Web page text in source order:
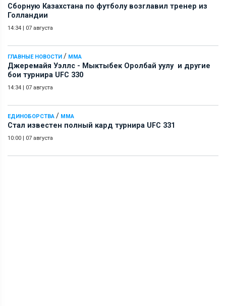
Сборную Казахстана по футболу возглавил тренер из
Голландии
14:34 | 07 августа
ГЛАВНЫЕ НОВОСТИ / ММА
Джеремайя Уэллс - Мыктыбек Оролбай уулу и другие
бои турнира UFC 330
14:34 | 07 августа
ЕДИНОБОРСТВА / ММА
Стал известен полный кард турнира UFC 331
10:00 | 07 августа